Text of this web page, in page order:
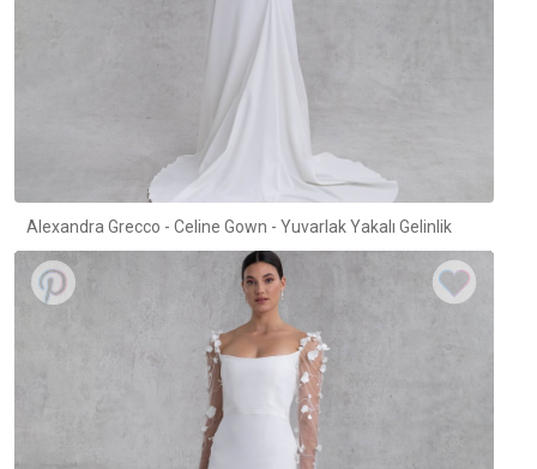
Alexandra Grecco - Celine Gown - Yuvarlak Yakalı Gelinlik